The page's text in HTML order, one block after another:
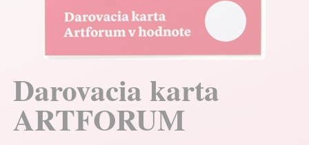
Darovacia karta
ARTFORUM